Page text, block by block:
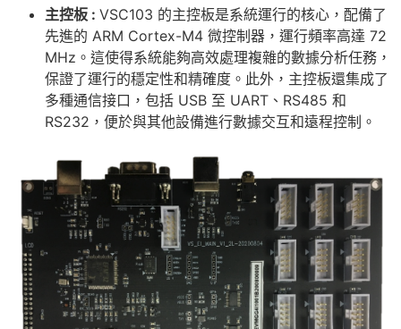
主控板 : VSC103 的主控板是系統運行的核心，配備了
先進的 ARM Cortex-M4 微控制器，運行頻率高達 72
MHz。這使得系統能夠高效處理複雜的數據分析任務，
保證了運行的穩定性和精確度。此外，主控板還集成了
多種通信接口，包括 USB 至 UART、RS485 和
RS232，便於與其他設備進行數據交互和遠程控制。